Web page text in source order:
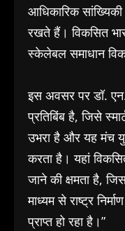
आधिकारिक
रखते हैं। विकसित
स्केलेबल समाधान
इस अवसर पर डॉ.
प्रतिबिंब है, जिसे
उभरा है और यह मंच
करता है। यहां
जाने की क्षमता है,
माध्यम से राष्ट्र
प्राप्त हो रहा है।”